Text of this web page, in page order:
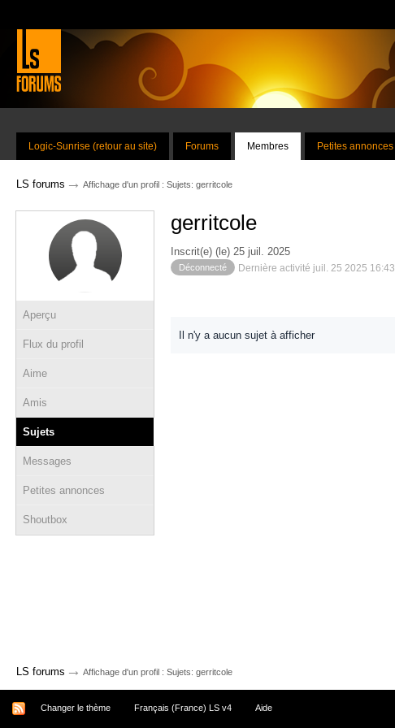
Logic-Sunrise (retour au site) Forums Membres Petites annonces
LS forums → Affichage d'un profil : Sujets: gerritcole
Aperçu
Flux du profil
Aime
Amis
Sujets
Messages
Petites annonces
Shoutbox
gerritcole
Inscrit(e) (le) 25 juil. 2025
Déconnecté Dernière activité juil. 25 2025 16:43
Il n'y a aucun sujet à afficher
LS forums → Affichage d'un profil : Sujets: gerritcole
Changer le thème Français (France) LS v4 Aide